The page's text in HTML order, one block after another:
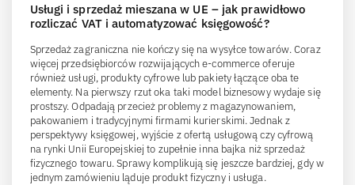
Usługi i sprzedaż mieszana w UE – jak prawidłowo
rozliczać VAT i automatyzować księgowość?
Sprzedaż zagraniczna nie kończy się na wysyłce towarów. Coraz
więcej przedsiębiorców rozwijających e-commerce oferuje
również usługi, produkty cyfrowe lub pakiety łączące oba te
elementy. Na pierwszy rzut oka taki model biznesowy wydaje się
prostszy. Odpadają przecież problemy z magazynowaniem,
pakowaniem i tradycyjnymi firmami kurierskimi. Jednak z
perspektywy księgowej, wyjście z ofertą usługową czy cyfrową
na rynki Unii Europejskiej to zupełnie inna bajka niż sprzedaż
fizycznego towaru. Sprawy komplikują się jeszcze bardziej, gdy w
jednym zamówieniu ląduje produkt fizyczny i usługa.